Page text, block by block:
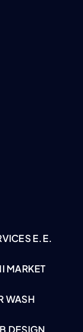
E.E.
MARKET
WASH
DESIGN